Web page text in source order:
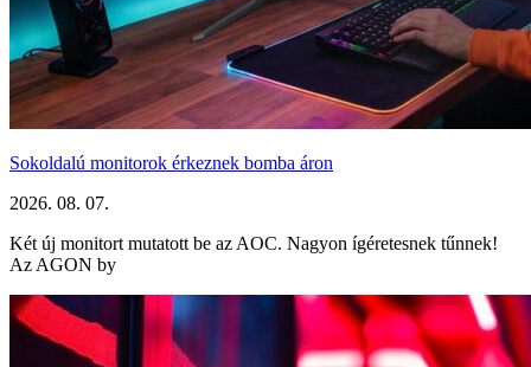
Sokoldalú monitorok érkeznek bomba áron
2026. 08. 07.
Két új monitort mutatott be az AOC. Nagyon ígéretesnek tűnnek!
Az AGON by